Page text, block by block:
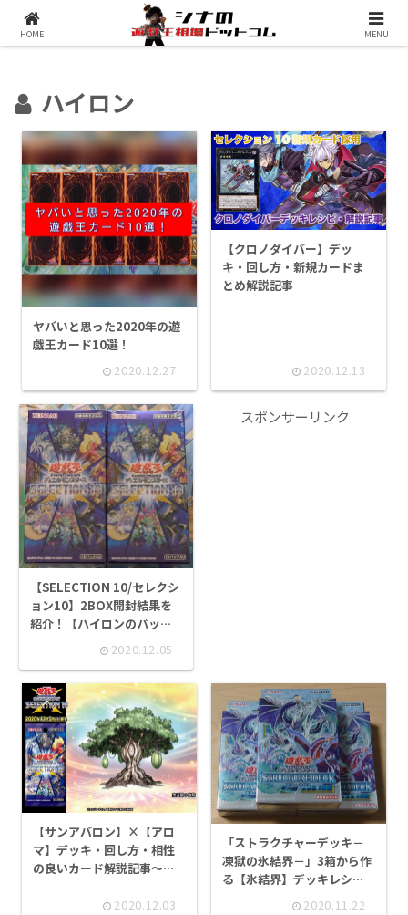
シナコムについて
ハイロン
ヤバいと思った2020年の遊
戯王カード10選！
2020.12.27
【クロノダイバー】デッ
キ・回し方・新規カードま
とめ解説記事
2020.12.13
【SELECTION 10/セレクシ
ョン10】2BOX開封結果を
紹介！【ハイロンのパック
2020.12.05
スポンサーリンク
【サンアバロン】×【アロ
マ】デッキ・回し方・相性
の良いカード解説記事～ラ
2020.12.03
「ストラクチャーデッキ－
凍獄の氷結界－」3箱から作
る【氷結界】デッキレシ
ピ・回し方・相性の良いカ
2020.11.22
HOME MENU